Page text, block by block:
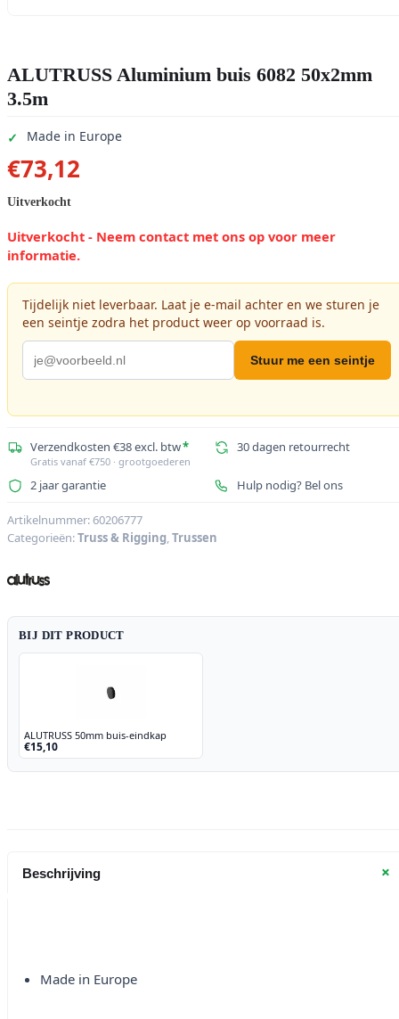
ALUTRUSS Aluminium buis 6082 50x2mm
3.5m
Made in Europe
€73,12
Uitverkocht
Uitverkocht - Neem contact met ons op voor meer
informatie.
Tijdelijk niet leverbaar. Laat je e-mail achter en we sturen je
een seintje zodra het product weer op voorraad is.
Stuur me een seintje
Verzendkosten €38 excl. btw*
Gratis vanaf €750 · grootgoederen
30 dagen retourrecht
2 jaar garantie Hulp nodig? Bel ons
Artikelnummer:60206777
Categorieën:Truss & Rigging,Trussen
BIJ DIT PRODUCT
ALUTRUSS 50mm buis-eindkap
€15,10
Beschrijving +
Made in Europe